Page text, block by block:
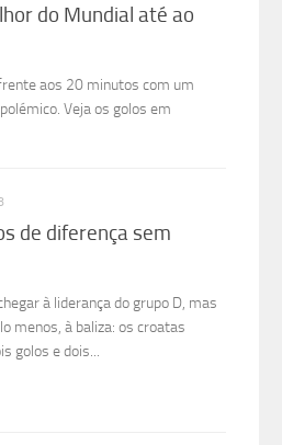
do Mundial até ao
aos 20 minutos com um
Veja os golos em
de diferença sem
à liderança do grupo D, mas
menos, à baliza: os croatas
golos e dois...